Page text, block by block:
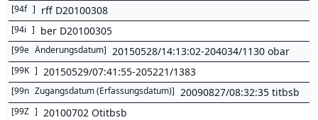
[94f ] rff D20100308
[94i ] ber D20100305
[99e Änderungsdatum] 20150528/14:13:02-204034/1130 obar
[99K ] 20150529/07:41:55-205221/1383
[99n Zugangsdatum (Erfassungsdatum)] 20090827/08:32:35 titbsb
[99Z ] 20100702 Otitbsb